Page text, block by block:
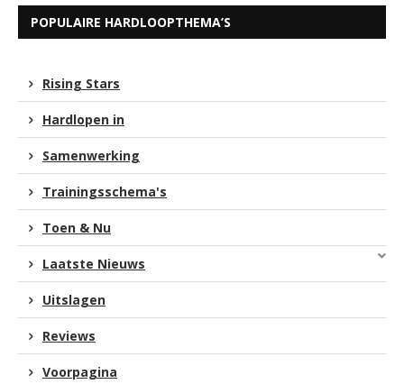
POPULAIRE HARDLOOPTHEMA’S
Rising Stars
Hardlopen in
Samenwerking
Trainingsschema's
Toen & Nu
Laatste Nieuws
Uitslagen
Reviews
Voorpagina